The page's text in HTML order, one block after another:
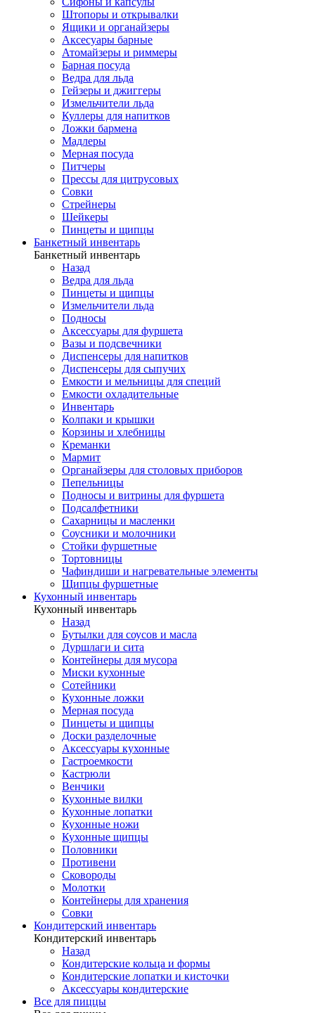
Штопоры и открывалки
Ящики и органайзеры
Аксесуары барные
Атомайзеры и риммеры
Барная посуда
Ведра для льда
Гейзеры и джиггеры
Измельчители льда
Куллеры для напитков
Ложки бармена
Мадлеры
Мерная посуда
Питчеры
Прессы для цитрусовых
Совки
Стрейнеры
Шейкеры
Пинцеты и щипцы
Банкетный инвентарь
Банкетный инвентарь
Назад
Ведра для льда
Пинцеты и щипцы
Измельчители льда
Подносы
Аксессуары для фуршета
Вазы и подсвечники
Диспенсеры для напитков
Диспенсеры для сыпучих
Емкости и мельницы для специй
Емкости охладительные
Инвентарь
Колпаки и крышки
Корзины и хлебницы
Креманки
Мармит
Органайзеры для столовых приборов
Пепельницы
Подносы и витрины для фуршета
Подсалфетники
Сахарницы и масленки
Соусники и молочники
Стойки фуршетные
Тортовницы
Чафиндиши и нагревательные элементы
Щипцы фуршетные
Кухонный инвентарь
Кухонный инвентарь
Назад
Бутылки для соусов и масла
Дуршлаги и сита
Контейнеры для мусора
Миски кухонные
Сотейники
Кухонные ложки
Мерная посуда
Пинцеты и щипцы
Доски разделочные
Аксессуары кухонные
Гастроемкости
Кастрюли
Венчики
Кухонные вилки
Кухонные лопатки
Кухонные ножи
Кухонные щипцы
Половники
Противени
Сковороды
Молотки
Контейнеры для хранения
Совки
Кондитерский инвентарь
Кондитерский инвентарь
Назад
Кондитерские кольца и формы
Кондитерские лопатки и кисточки
Аксессуары кондитерские
Все для пиццы